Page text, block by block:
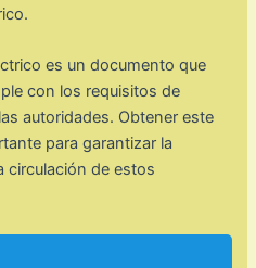
es un documento que
con los requisitos de
autoridades. Obtener este
para garantizar la
circulación de estos